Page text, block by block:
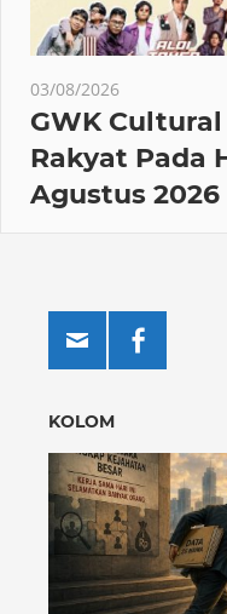
03/08/2026
GWK
Rakyat Pada
Agustus 2026
KOLOM